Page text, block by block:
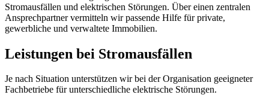
Stromausfällen und elektrischen Störungen. Über einen zentralen
Ansprechpartner vermitteln wir passende Hilfe für private,
gewerbliche und verwaltete Immobilien.
Leistungen bei Stromausfällen
Je nach Situation unterstützen wir bei der Organisation geeigneter
Fachbetriebe für unterschiedliche elektrische Störungen.